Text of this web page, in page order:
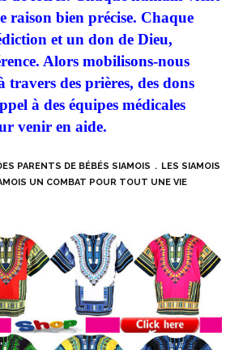
raison bien précise. Chaque
et un don de Dieu,
Alors mobilisons-nous
travers des prières, des dons
à des équipes médicales
venir en aide.
PARENTS DE BÉBÉS SIAMOIS
LES SIAMOIS
UN COMBAT POUR TOUT UNE VIE